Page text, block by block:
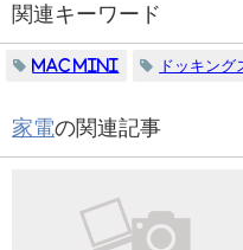
関連キーワード
Mac mini ドッキング
家電の関連記事